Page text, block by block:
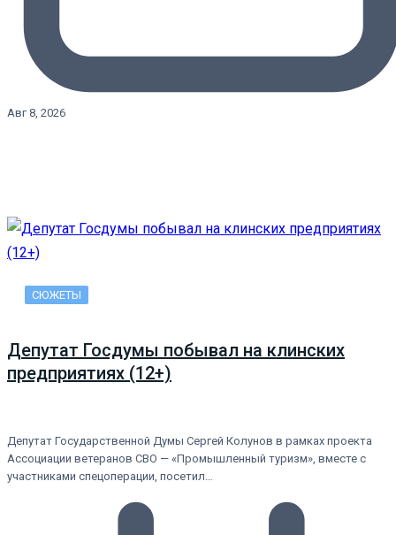
Авг 8, 2026
СЮЖЕТЫ
Депутат Госдумы побывал на клинских
предприятиях (12+)
Депутат Государственной Думы Сергей Колунов в рамках проекта
Ассоциации ветеранов СВО — «Промышленный туризм», вместе с
участниками спецоперации, посетил…